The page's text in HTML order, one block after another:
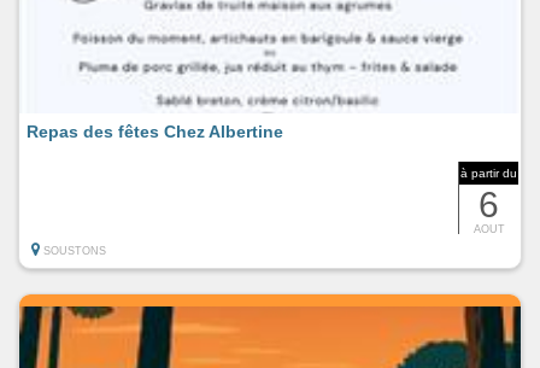
à partir du
6
AOUT
Repas des fêtes Chez Albertine
SOUSTONS